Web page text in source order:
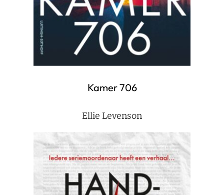
Kamer 706
Ellie Levenson